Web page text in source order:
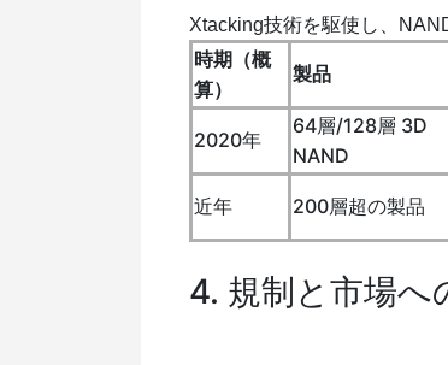
Xtacking技術を駆使し、
時期（概
算）
製品
2020年
64層/128層 3D
NAND
近年 200層超の製品
4. 規制と市場へ